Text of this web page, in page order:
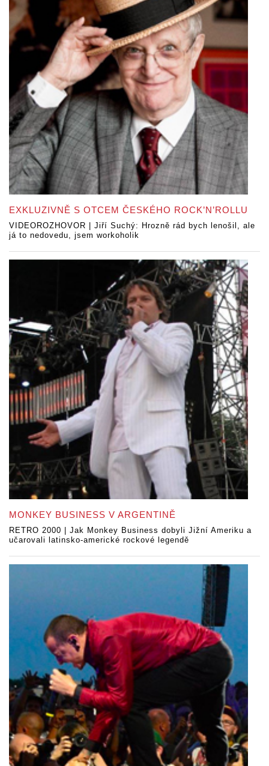
EXKLUZIVNĚ S OTCEM ČESKÉHO ROCK’N’ROLLU
VIDEOROZHOVOR | Jiří Suchý: Hrozně rád bych lenošil, ale
já to nedovedu, jsem workoholik
MONKEY BUSINESS V ARGENTINĚ
RETRO 2000 | Jak Monkey Business dobyli Jižní Ameriku a
učarovali latinsko-americké rockové legendě